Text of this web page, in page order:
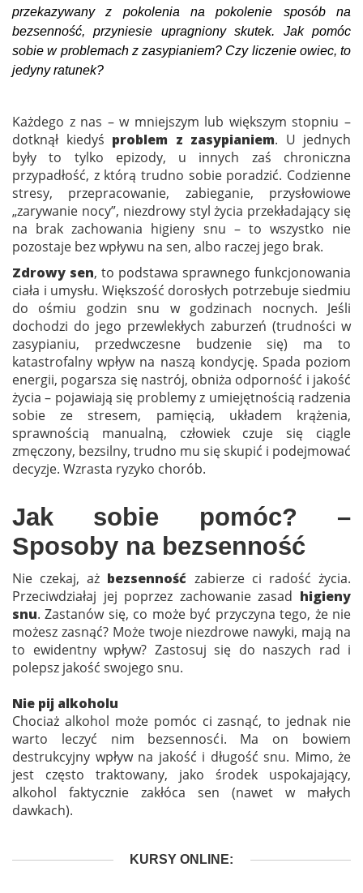
galerie
przekazywany z pokolenia na pokolenie sposób na
bezsenność, przyniesie upragniony skutek. Jak pomóc
sobie w problemach z zasypianiem? Czy liczenie owiec, to
jedyny ratunek?
Każdego z nas – w mniejszym lub większym stopniu –
dotknął kiedyś problem z zasypianiem. U jednych
były to tylko epizody, u innych zaś chroniczna
przypadłość, z którą trudno sobie poradzić. Codzienne
stresy, przepracowanie, zabieganie, przysłowiowe
„zarywanie nocy”, niezdrowy styl życia przekładający się
na brak zachowania higieny snu – to wszystko nie
pozostaje bez wpływu na sen, albo raczej jego brak.
Zdrowy sen, to podstawa sprawnego funkcjonowania
ciała i umysłu. Większość dorosłych potrzebuje siedmiu
do ośmiu godzin snu w godzinach nocnych. Jeśli
dochodzi do jego przewlekłych zaburzeń (trudności w
zasypianiu, przedwczesne budzenie się) ma to
katastrofalny wpływ na naszą kondycję. Spada poziom
energii, pogarsza się nastrój, obniża odporność i jakość
życia – pojawiają się problemy z umiejętnością radzenia
sobie ze stresem, pamięcią, układem krążenia,
sprawnością manualną, człowiek czuje się ciągle
zmęczony, bezsilny, trudno mu się skupić i podejmować
decyzje. Wzrasta ryzyko chorób.
Jak sobie pomóc? –
Sposoby na bezsenność
Nie czekaj, aż bezsenność zabierze ci radość życia.
Przeciwdziałaj jej poprzez zachowanie zasad higieny
snu. Zastanów się, co może być przyczyna tego, że nie
możesz zasnąć? Może twoje niezdrowe nawyki, mają na
to ewidentny wpływ? Zastosuj się do naszych rad i
polepsz jakość swojego snu.
Nie pij alkoholu
Chociaż alkohol może pomóc ci zasnąć, to jednak nie
warto leczyć nim bezsennosći. Ma on bowiem
destrukcyjny wpływ na jakość i długość snu. Mimo, że
jest często traktowany, jako środek uspokajający,
alkohol faktycznie zakłóca sen (nawet w małych
dawkach).
KURSY ONLINE: